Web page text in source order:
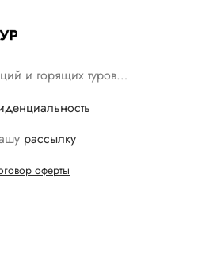
и горящих туров…
рассылку
оферты